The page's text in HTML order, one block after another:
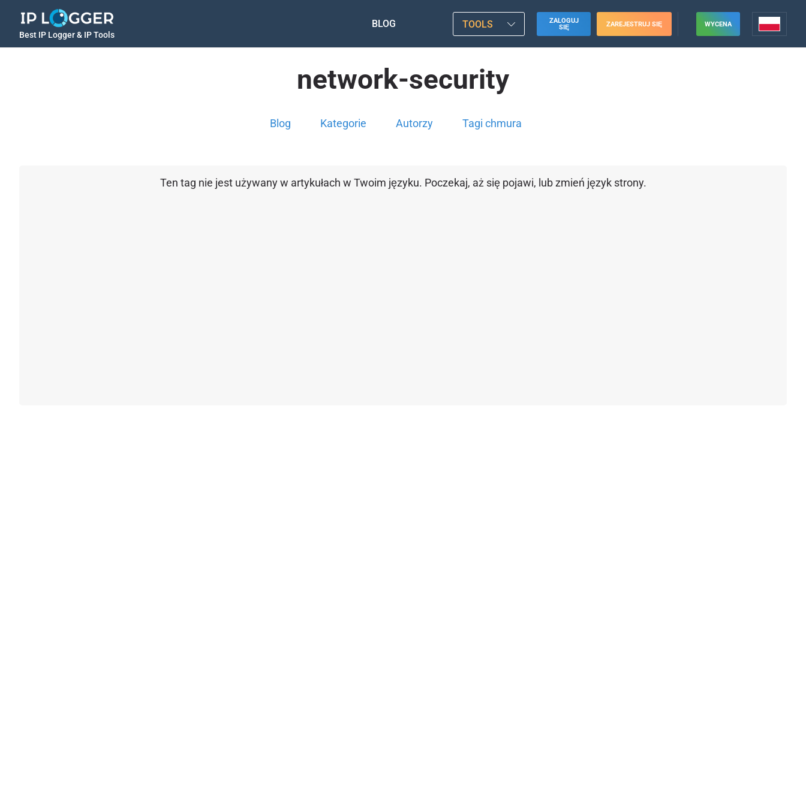
Best IP Logger & IP Tools
BLOG TOOLS
ZALOGUJ
SIĘ
ZAREJESTRUJ SIĘ WYCENA
network-security
Blog Kategorie Autorzy Tagi chmura